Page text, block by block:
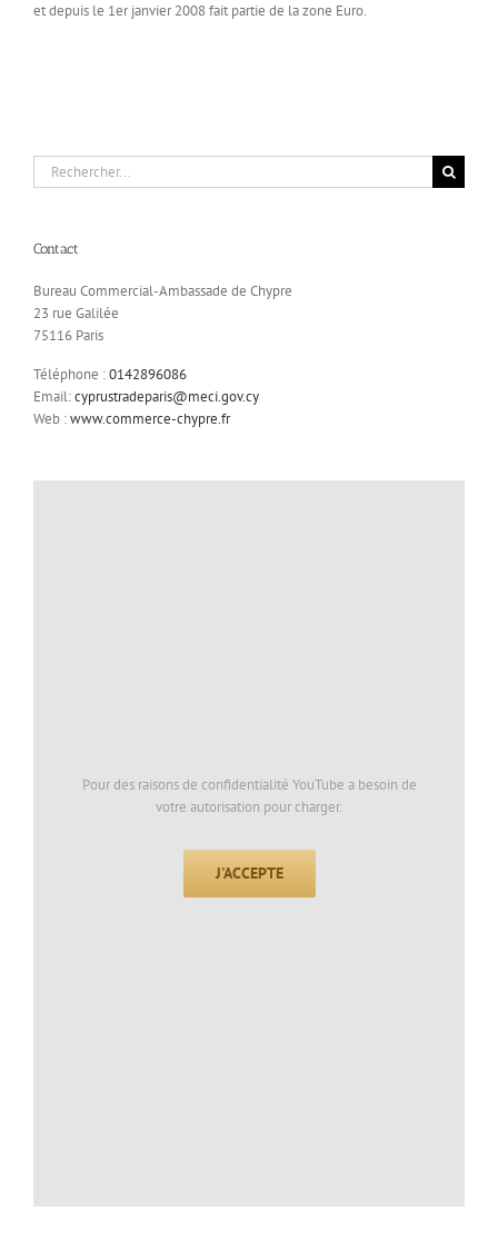
et depuis le 1er janvier 2008 fait partie de la zone Euro.
Rechercher:
Contact
Bureau Commercial-Ambassade de Chypre
23 rue Galilée
75116 Paris
Téléphone :0142896086
Email:cyprustradeparis@meci.gov.cy
Web :www.commerce-chypre.fr
Pour des raisons de confidentialité YouTube a besoin de
votre autorisation pour charger.
J'ACCEPTE